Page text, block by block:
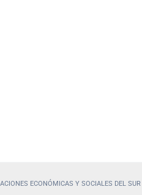
ECONÓMICAS Y SOCIALES DEL SUR